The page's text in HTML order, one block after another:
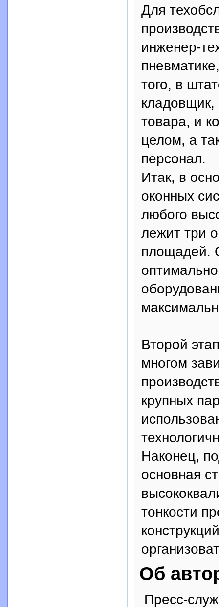
Для
инженер-
того, в
товара, и
целом, а
персонал.
Итак, в
оконных
любого
лежит три
площадей.
Второй
многом
крупных
Наконец,
основная
тонкости
Об
Пресс-